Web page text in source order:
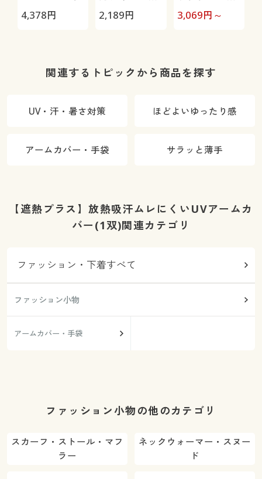
4,378円
スカート
2,189円
クパンツ(日本
速乾・静電気
3,069円～
関連するトピックから商品を探す
UV・汗・暑さ対策 ほどよいゆったり感
アームカバー・手袋 サラッと薄手
【遮熱プラス】放熱吸汗ムレにくいUVアームカ
バー(1双)関連カテゴリ
ファッション・下着すべて
ファッション小物
アームカバー・手袋
ファッション小物の他のカテゴリ
スカーフ・ストール・マフ
ラー
ネックウォーマー・スヌー
ド